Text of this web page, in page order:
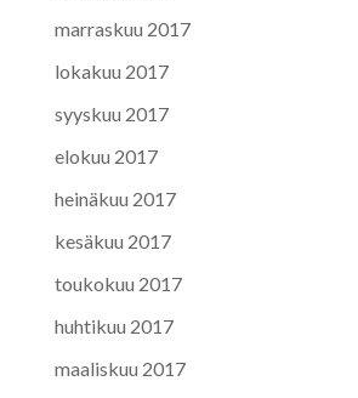
marraskuu 2017
lokakuu 2017
syyskuu 2017
elokuu 2017
heinäkuu 2017
kesäkuu 2017
toukokuu 2017
huhtikuu 2017
maaliskuu 2017